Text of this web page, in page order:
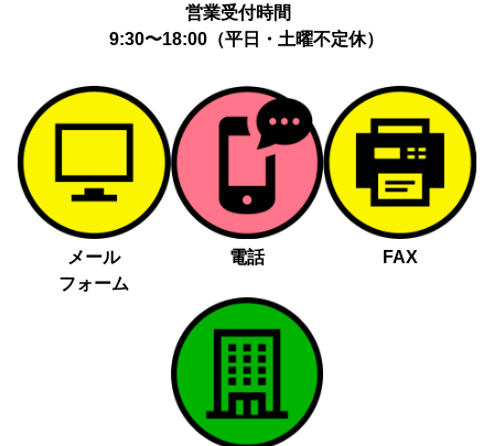
よる安全な電送、又は管理コンソールからの連携。
提供先：広告配信事業者（例：Google LLC等）。
個人情報の取り扱いに関する契約：提供先と個人情報取扱い契約
す。
お客様の個人情報は、以下掲げる場合以外に、事前にご本人の同意
無く第三者に提供することはありません。
法令に基づく場合
人の生命、身体又は財産の保護にために必要がある場合であっ
て、本人の同意を得る事が困難であるとき
公衆衛生の向上又は児童の健全な育成の推進のために特に必要
がある場合であって、本人の同意を得る事が困難であるとき
国の機関若しくは地方公共団体又はその委託を受けた者が法令
の定める事務を遂行することに対して協力する必要がある場合
であって、本人の同意を得ることによって当該事務の遂行に支
営業受付時間
9:30〜18:00（平日・土曜不定休）
メール
フォーム
電話 FAX